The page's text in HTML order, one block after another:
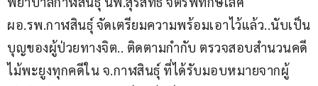
ผอ.รพ.กาฬสินธุ์ จัดเตรียมความพร้อมเอาไว้แล้ว..นับเป็น
บุญของผู้ป่วยทางจิต.. ติดตามกำกับ ตรวจสอบสำนวนคดี
ไม้พะยูงทุกคดีใน จ.กาฬสินธุ์ ที่ได้รับมอบหมายจากผู้